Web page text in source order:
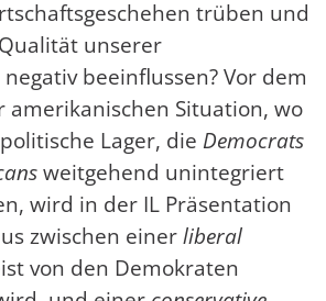
trüben und
unserer
beeinflussen? Vor dem
Situation, wo
Lager, die Democrats
weitgehend unintegriert
wird in der IL Präsentation
zwischen einerliberal
von den Demokraten